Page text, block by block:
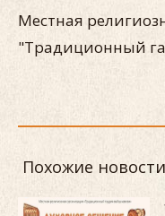
Местная
"Традиционный
Похожие новости